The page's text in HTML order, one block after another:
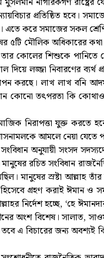
প্রতিষ্ঠিত হবে।
করে সমাজের সকল শ্রেণি-
৫টি মৌলিক অধিকারের
কোলের শিশুকে পানিতে
লজ্জা নিবারণের ব্যর্থ
করছে। লাখ লাখ বনি
কোনো তৎপরতা কি
নিরাপত্তা যুক্ত করতে
আমলে নেয়া যেতে
অনুযায়ী সংসদ
রচিত সংবিধান
মানুষের স্রষ্টা আল্লাহ
গ্রহণ করাই ঈমান ও
নির্দেশ হচ্ছে, ‘হে
অংশ বিশেষ। সালাত,
তবে এ বিচারের জন্য